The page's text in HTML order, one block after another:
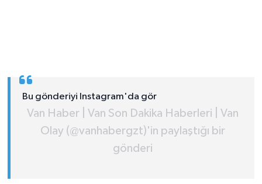
Bu gönderiyi Instagram'da gör
Van Haber | Van Son Dakika Haberleri | Van
Olay (@vanhabergzt)'in paylaştığı bir
gönderi